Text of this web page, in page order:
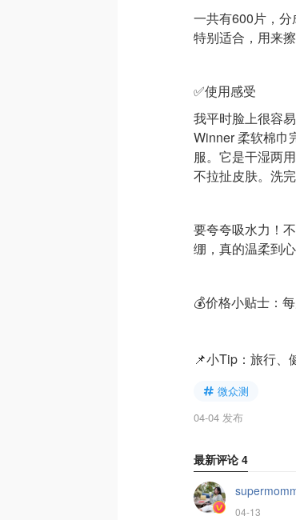
一共有600片，
特别适合，用来
✅使用感受
我平时脸上很容
Winner 柔软棉巾
服。它是干湿两
不拉扯皮肤。洗
要夸夸吸水力！
绷，真的温柔到
💰价格小贴士：
📌小Tip：旅行、
微众测
04-04 发布
最新评论 4
04-13